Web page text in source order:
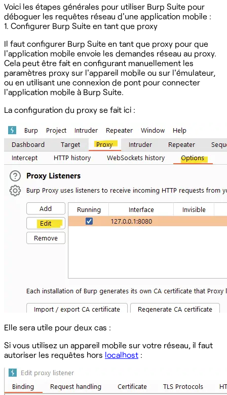
Voici les étapes générales pour utiliser Burp Suite pour
déboguer les requêtes réseau d'une application mobile :
1. Configurer Burp Suite en tant que proxy
Il faut configurer Burp Suite en tant que proxy pour que
l'application mobile envoie les demandes réseau au proxy.
Cela peut être fait en configurant manuellement les
paramètres proxy sur l'appareil mobile ou sur l'émulateur,
ou en utilisant une connexion de pont pour connecter
l'application mobile à Burp Suite.
La configuration du proxy se fait ici :
Elle sera utile pour deux cas :
Si vous utilisez un appareil mobile sur votre réseau, il faut
autoriser les requêtes hors localhost :